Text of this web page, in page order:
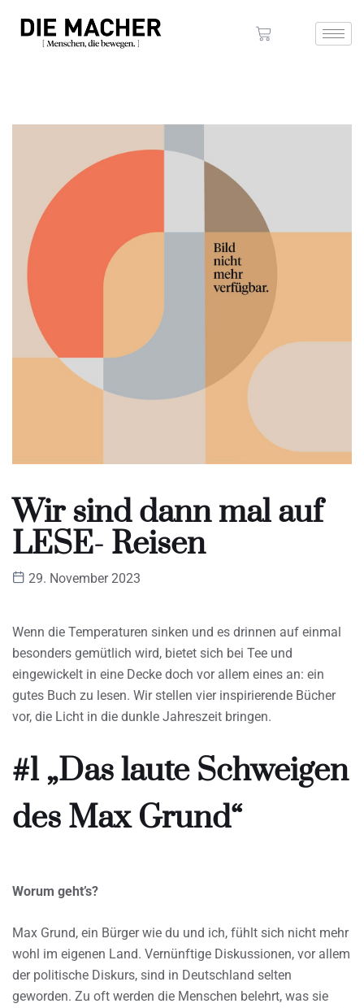
Wir sind dann mal auf
LESE- Reisen
29. November 2023
Wenn die Temperaturen sinken und es drinnen auf einmal
besonders gemütlich wird, bietet sich bei Tee und
eingewickelt in eine Decke doch vor allem eines an: ein
gutes Buch zu lesen. Wir stellen vier inspirierende Bücher
vor, die Licht in die dunkle Jahreszeit bringen.
#1 „Das laute Schweigen
des Max Grund“
Worum geht’s?
Max Grund, ein Bürger wie du und ich, fühlt sich nicht mehr
wohl im eigenen Land. Vernünftige Diskussionen, vor allem
der politische Diskurs, sind in Deutschland selten
geworden. Zu oft werden die Menschen belehrt, was sie